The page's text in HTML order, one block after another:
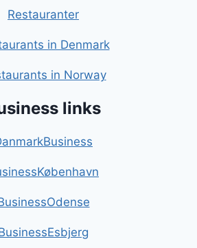
Restauranter
in Denmark
in Norway
links